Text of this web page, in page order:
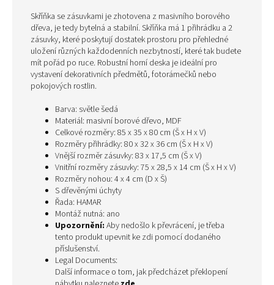
Skříňka se zásuvkami je zhotovena z masivního borového
dřeva, je tedy bytelná a stabilní. Skříňka má 1 přihrádku a 2
zásuvky, které poskytují dostatek prostoru pro přehledné
uložení různých každodenních nezbytností, které tak budete
mít pořád po ruce. Robustní horní deska je ideální pro
vystavení dekorativních předmětů, fotorámečků nebo
pokojových rostlin.
Barva: světle šedá
Materiál: masivní borové dřevo, MDF
Celkové rozměry: 85 x 35 x 80 cm (Š x H x V)
Rozměry přihrádky: 80 x 32 x 36 cm (Š x H x V)
Vnější rozměr zásuvky: 83 x 17,5 cm (Š x V)
Vnitřní rozměry zásuvky: 75 x 28,5 x 14 cm (Š x H x V)
Rozměry nohou: 4 x 4 cm (D x Š)
S dřevěnými úchyty
Řada: HAMAR
Montáž nutná: ano
Upozornění: Aby nedošlo k převrácení, je třeba
tento produkt upevnit ke zdi pomocí dodaného
příslušenství.
Legal Documents:
Další informace o tom, jak předcházet překlopení